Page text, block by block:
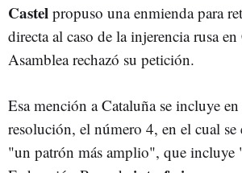
Castel propuso una enmienda para
directa al caso de la injerencia rusa
Asamblea rechazó su petición.
Esa mención a Cataluña se incluye
resolución, el número 4, en el cual
"un patrón más amplio", que incluye